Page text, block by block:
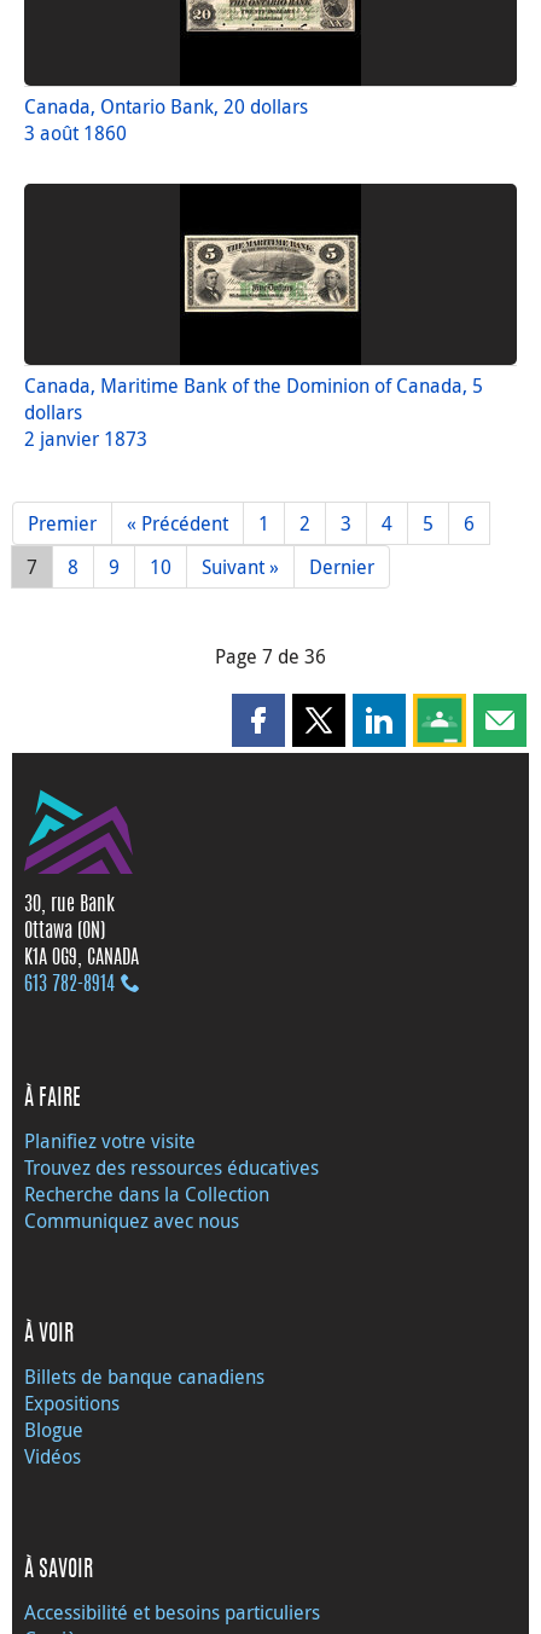
Canada, Ontario Bank, 20 dollars
3 août 1860
Canada, Maritime Bank of the Dominion of Canada, 5
dollars
2 janvier 1873
Premier « Précédent 1 2 3 4 5
6
7
8 9 10 Suivant » Dernier
Page 7 de 36
Partager cette page sur
Partager cette page sur X
Partager cette
Partagez
30, rue Bank
Ottawa (ON)
K1A 0G9, CANADA
613 782‑8914
À FAIRE
Planifiez votre visite
Trouvez des ressources éducatives
Recherche dans la Collection
Communiquez avec nous
À VOIR
Billets de banque canadiens
Expositions
Blogue
Vidéos
À SAVOIR
Accessibilité et besoins particuliers